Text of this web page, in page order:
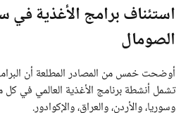
استئناف برامج الأغذية في
الصومال
أوضحت خمس من المصادر المطلعة أن
تشمل أنشطة برنامج الأغذية العالمي في كل
وسوريا، والأردن، والعراق، والإكوادور.